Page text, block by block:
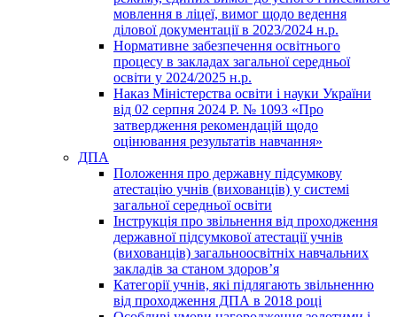
мовлення в ліцеї, вимог щодо ведення
ділової документації в 2023/2024 н.р.
Нормативне забезпечення освітнього
процесу в закладах загальної середньої
освіти у 2024/2025 н.р.
Наказ Міністерства освіти і науки України
від 02 серпня 2024 Р. № 1093 «Про
затвердження рекомендацій щодо
оцінювання результатів навчання»
ДПА
Положення про державну підсумкову
атестацію учнів (вихованців) у системі
загальної середньої освіти
Інструкція про звільнення від проходження
державної підсумкової атестації учнів
(вихованців) загальноосвітніх навчальних
закладів за станом здоров’я
Категорії учнів, які підлягають звільненню
від проходження ДПА в 2018 році